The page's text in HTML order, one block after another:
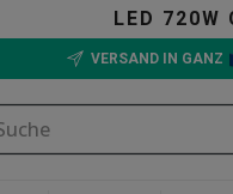
GB LIGHTING,
VERSAND IN GANZ